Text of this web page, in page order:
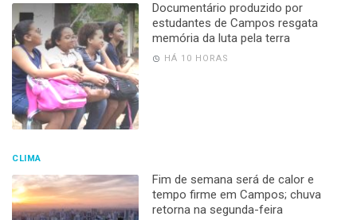
Documentário produzido por
estudantes de Campos resgata
memória da luta pela terra
HÁ 10 HORAS
CLIMA
Fim de semana será de calor e
tempo firme em Campos; chuva
retorna na segunda-feira